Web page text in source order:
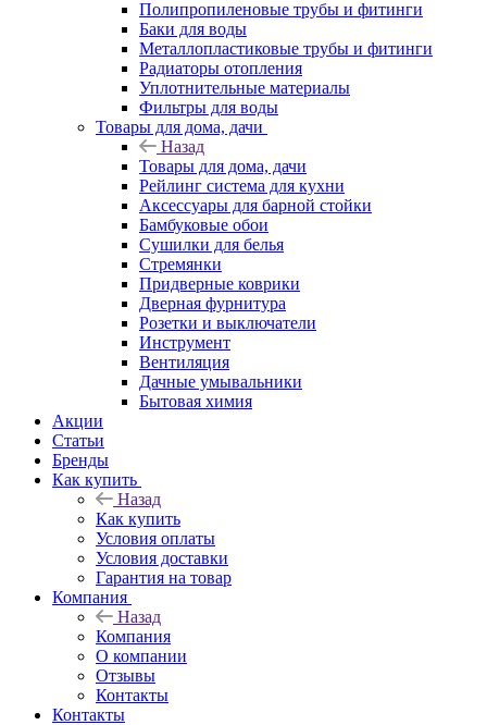
Полипропиленовые трубы и фитинги
Баки для воды
Металлопластиковые трубы и фитинги
Радиаторы отопления
Уплотнительные материалы
Фильтры для воды
Товары для дома, дачи
Назад
Товары для дома, дачи
Рейлинг система для кухни
Аксессуары для барной стойки
Бамбуковые обои
Сушилки для белья
Стремянки
Придверные коврики
Дверная фурнитура
Розетки и выключатели
Инструмент
Вентиляция
Дачные умывальники
Бытовая химия
Акции
Статьи
Бренды
Как купить
Назад
Как купить
Условия оплаты
Условия доставки
Гарантия на товар
Компания
Назад
Компания
О компании
Отзывы
Контакты
Контакты